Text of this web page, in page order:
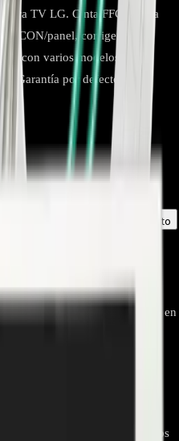
TV LG. Cinta FFC de alta
CON/panel, corrige líneas,
con varios modelos LG.
Garantía por defectos de
Añadir al Carrito
para TV LG
plano FFC/LVDS utilizado en
entre la main board y la
el modelo). Su función es
con baja interferencia,
sincronización.
número de parte. En equipos